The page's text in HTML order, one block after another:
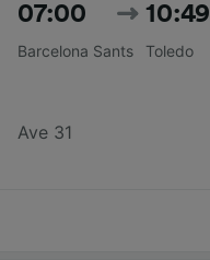
07:00
Barcelona Sants
10:49
Toledo
Ave 31